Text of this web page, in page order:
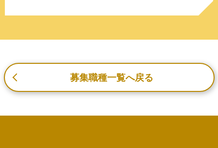
3. プライバシー尊重
4. 法令等の遵守
応募者等の個人情報の取得、利用その他一切の取り扱いに
令、及び本プライバシーポリシーを遵守します。
募集職種一覧へ戻る